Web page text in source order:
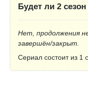
Будет ли 2
Нет, продолжения
завершён/закрыт.
Сериал состоит из 1